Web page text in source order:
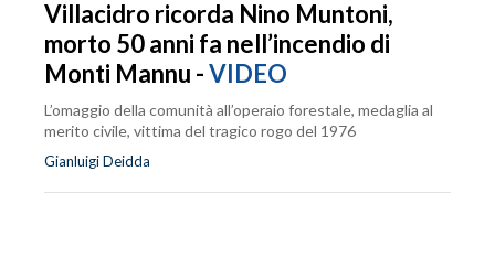
Villacidro ricorda Nino Muntoni,
morto 50 anni fa nell’incendio di
Monti Mannu -VIDEO
L’omaggio della comunità all’operaio forestale, medaglia al
merito civile, vittima del tragico rogo del 1976
Gianluigi Deidda